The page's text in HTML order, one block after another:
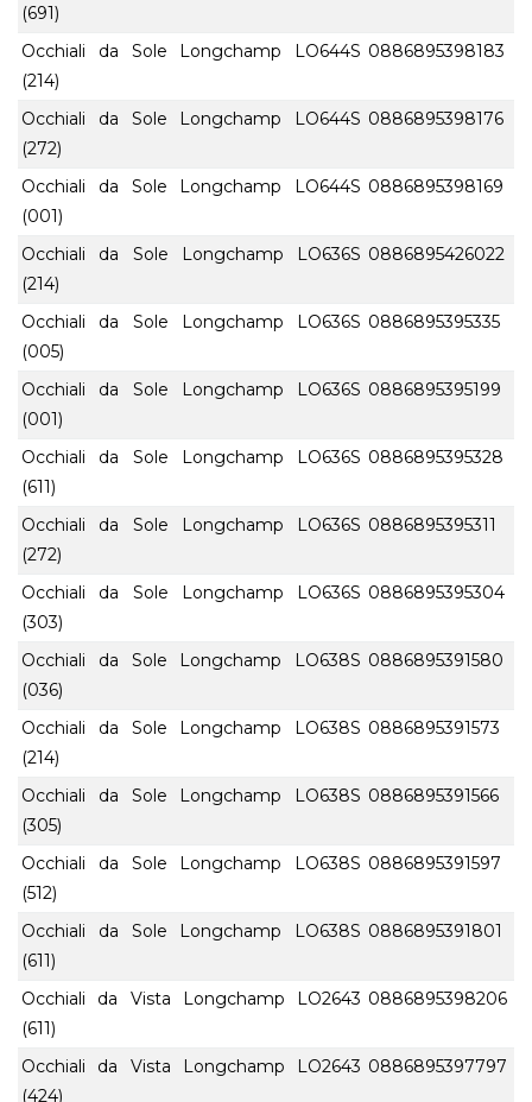
(691)
Occhiali da Sole Longchamp LO644S
(214)
0886895398183
Occhiali da Sole Longchamp LO644S
(272)
0886895398176
Occhiali da Sole Longchamp LO644S
(001)
0886895398169
Occhiali da Sole Longchamp LO636S
(214)
0886895426022
Occhiali da Sole Longchamp LO636S
(005)
0886895395335
Occhiali da Sole Longchamp LO636S
(001)
0886895395199
Occhiali da Sole Longchamp LO636S
(611)
0886895395328
Occhiali da Sole Longchamp LO636S
(272)
0886895395311
Occhiali da Sole Longchamp LO636S
(303)
0886895395304
Occhiali da Sole Longchamp LO638S
(036)
0886895391580
Occhiali da Sole Longchamp LO638S
(214)
0886895391573
Occhiali da Sole Longchamp LO638S
(305)
0886895391566
Occhiali da Sole Longchamp LO638S
(512)
0886895391597
Occhiali da Sole Longchamp LO638S
(611)
0886895391801
Occhiali da Vista Longchamp LO2643
(611)
0886895398206
Occhiali da Vista Longchamp LO2643
(424)
0886895397797